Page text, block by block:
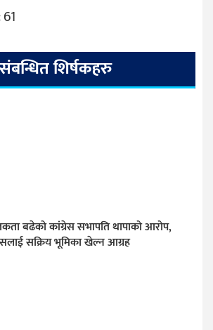
61
संबन्धित शिर्षकहरु
बढेको कांग्रेस सभापति थापाको आरोप,
सक्रिय भूमिका खेल्न आग्रह